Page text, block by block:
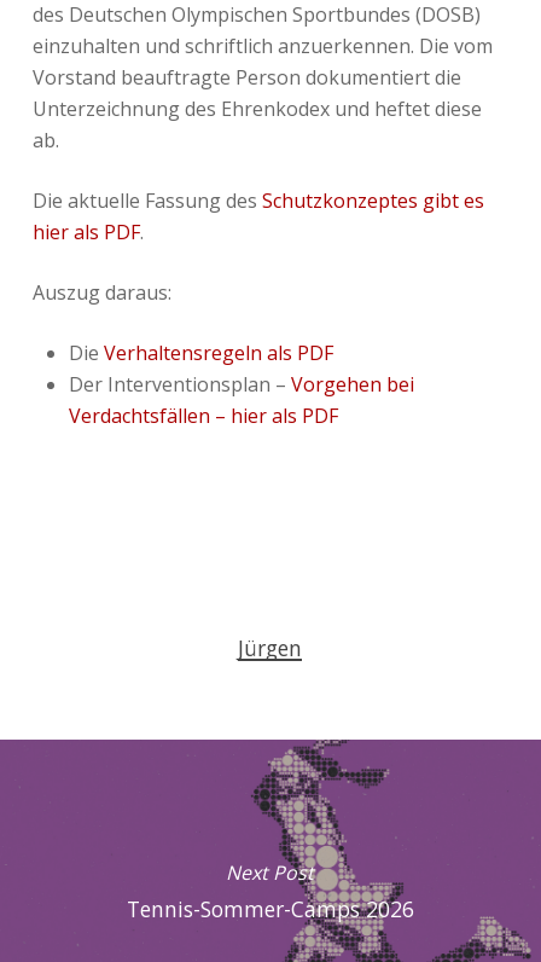
des Deutschen Olympischen Sportbundes (DOSB)
einzuhalten und schriftlich anzuerkennen. Die vom
Vorstand beauftragte Person dokumentiert die
Unterzeichnung des Ehrenkodex und heftet diese
ab.
Die aktuelle Fassung des Schutzkonzeptes gibt es
hier als PDF.
Auszug daraus:
Die Verhaltensregeln als PDF
Der Interventionsplan – Vorgehen bei
Verdachtsfällen – hier als PDF
Jürgen
Next Post
Tennis-Sommer-Camps 2026